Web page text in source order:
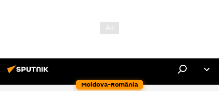
Moldova-România